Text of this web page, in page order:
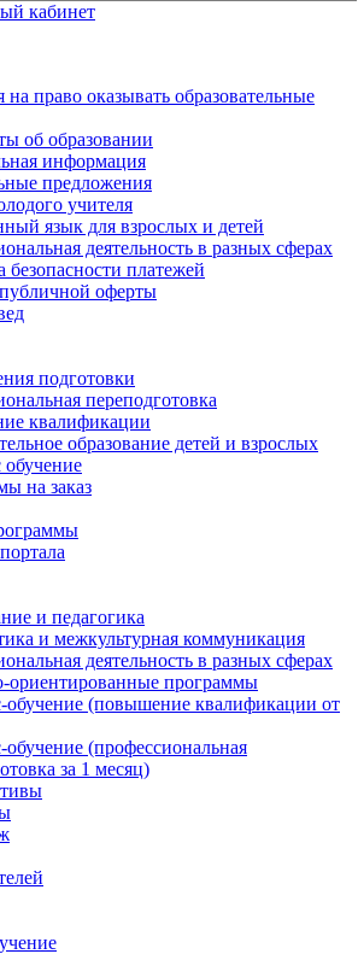
кабинет
на право оказывать образовательные
об образовании
информация
предложения
учителя
язык для взрослых и детей
деятельность в разных сферах
безопасности платежей
оферты
подготовки
переподготовка
квалификации
образование детей и взрослых
обучение
на заказ
и педагогика
и межкультурная коммуникация
деятельность в разных сферах
ориентированные программы
обучение (повышение квалификации от
обучение (профессиональная
за 1 месяц)